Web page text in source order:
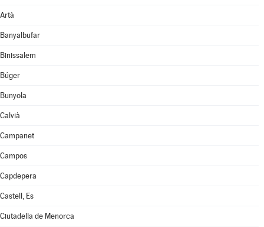
Artà
Banyalbufar
Binissalem
Búger
Bunyola
Calvià
Campanet
Campos
Capdepera
Castell, Es
Ciutadella de Menorca